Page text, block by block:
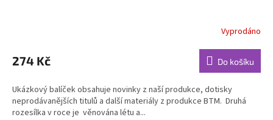
R
M
A
Vyprodáno
274 Kč Do košíku
Ukázkový balíček obsahuje novinky z naší produkce, dotisky
neprodávanějších titulů a další materiály z produkce BTM. Druhá
rozesílka v roce je věnována létu a...